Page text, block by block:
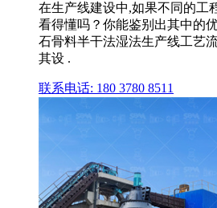
在生产线建设中,如果不同的工
看得懂吗？你能鉴别出其中的
石骨料半干法湿法生产线工艺
其设 .
联系电话: 180 3780 8511